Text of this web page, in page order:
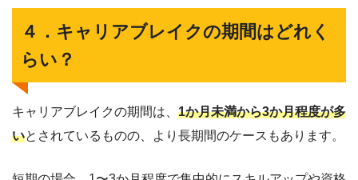
４．キャリアブレイクの期間はどれく
らい？
キャリアブレイクの期間は、 1か月未満から3か月程度が多
いとされているものの、より長期間のケースもあります。